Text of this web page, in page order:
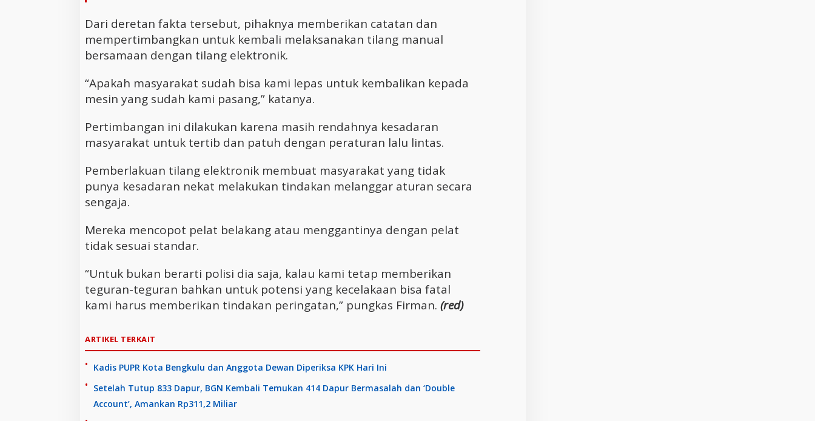
Dari deretan fakta tersebut, pihaknya memberikan catatan dan
mempertimbangkan untuk kembali melaksanakan tilang manual
bersamaan dengan tilang elektronik.
“Apakah masyarakat sudah bisa kami lepas untuk kembalikan kepada
mesin yang sudah kami pasang,” katanya.
Pertimbangan ini dilakukan karena masih rendahnya kesadaran
masyarakat untuk tertib dan patuh dengan peraturan lalu lintas.
Pemberlakuan tilang elektronik membuat masyarakat yang tidak
punya kesadaran nekat melakukan tindakan melanggar aturan secara
sengaja.
Mereka mencopot pelat belakang atau menggantinya dengan pelat
tidak sesuai standar.
“Untuk bukan berarti polisi dia saja, kalau kami tetap memberikan
teguran-teguran bahkan untuk potensi yang kecelakaan bisa fatal
kami harus memberikan tindakan peringatan,” pungkas Firman. (red)
ARTIKEL TERKAIT
Kadis PUPR Kota Bengkulu dan Anggota Dewan Diperiksa KPK Hari Ini
Setelah Tutup 833 Dapur, BGN Kembali Temukan 414 Dapur Bermasalah dan ‘Double
Account’, Amankan Rp311,2 Miliar